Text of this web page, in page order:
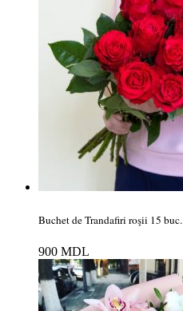
Buchet de Trandafiri roşii 15 buc.
900 MDL